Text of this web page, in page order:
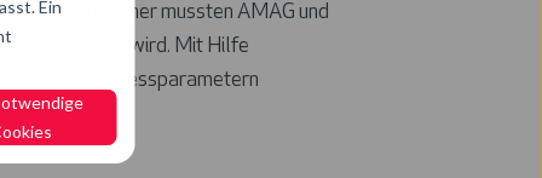
Ein
möglich. Daher mussten AMAG und
produziert wird. Mit Hilfe
von Prozessparametern